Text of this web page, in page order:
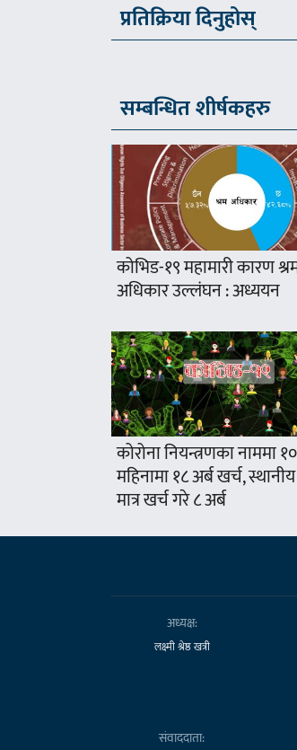
प्रतिक्रिया दिनुहोस्
सम्बन्धित शीर्षकहरु
कोभिड-१९ महामारी कारण
अधिकार उल्लंघन : अध्ययन
कोरोना नियन्त्रणका नाममा १०
महिनामा १८ अर्ब खर्च,
मात्र खर्च गरे ८ अर्ब
अध्यक्ष:
लक्ष्मी श्रेष्ठ खत्री
संवाददाता: